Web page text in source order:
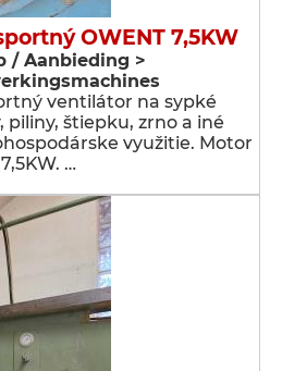
OWENT 7,5KW
/ Aanbieding >
ventilátor na sypké
piliny, štiepku, zrno a iné
využitie. Motor
7,5KW. …